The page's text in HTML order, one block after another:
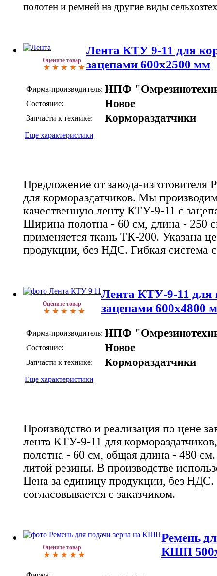
полотен и ремней на другие виды
Оцените товар
Лента КТУ 9-11 для
зацепами 600х2500 мм
Фирма-производитель: НПФ
Состояние: Новое
Запчасти к технике: Кормораздатчики
Еще характеристики
Предложение от завода-
для кормораздатчиков. Мы
качественную ленту КТУ-9-11 с
Ширина полотна - 60 см, длина - 250
применяется ткань ТК-200. Указана
продукции, без НДС. Гибкая система
Оцените товар
Лента КТУ-9-11 для
зацепами 600х4800
Фирма-производитель: НПФ
Состояние: Новое
Запчасти к технике: Кормораздатчики
Еще характеристики
Производство и реализация по цене
лента КТУ-9-11 для
полотна - 60 см, общая длина - 480
литой резины. В производстве
Цена за единицу продукции, без НДС.
согласовывается с заказчиком.
Оцените товар
Ремень
КШП